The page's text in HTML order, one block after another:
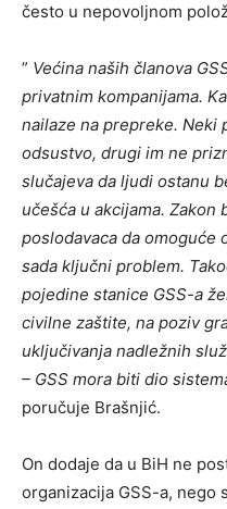
često u nepovoljnom
” Većina naših članova
privatnim kompanijama.
nailaze na prepreke. Neki
odsustvo, drugi im ne
slučajeva da ljudi ostanu
učešća u akcijama.
poslodavaca da omoguće
sada ključni problem.
pojedine stanice GSS-a
civilne zaštite, na poziv
uključivanja nadležnih
– GSS mora biti dio
poručuje Brašnjić.
On dodaje da u BiH ne
organizacija GSS-a, nego